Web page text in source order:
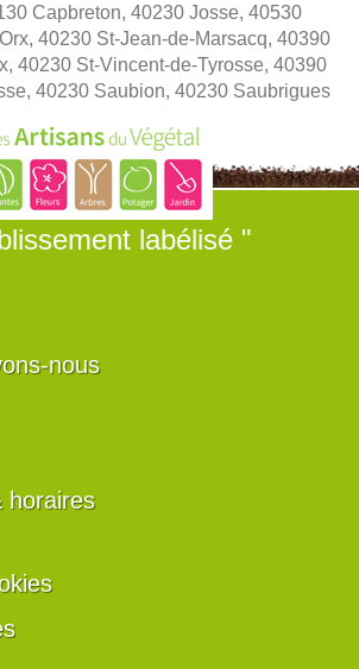
Capbreton, 40230 Josse, 40530
40230 St-Jean-de-Marsacq, 40390
40230 St-Vincent-de-Tyrosse, 40390
40230 Saubion, 40230 Saubrigues
labélisé "
nous
horaires